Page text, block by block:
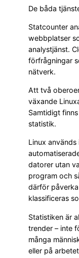
De båda
Statcounter
webbplatser
analystjänst.
förfrågningar
nätverk.
Att två
växande
Samtidigt
statistik.
Linux
datorer utan
program och
därför
klassificeras
Statistiken är
trender – inte
många
eller på